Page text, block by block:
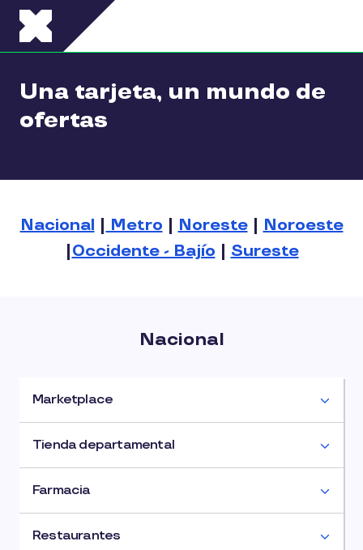
Pasar al contenido principal
Una tarjeta, un mundo de
ofertas
Nacional Metro Noreste|
Noroeste
Occidente - Bajío Sureste
Nacional
Marketplace
Tienda departamental
Farmacia
Restaurantes